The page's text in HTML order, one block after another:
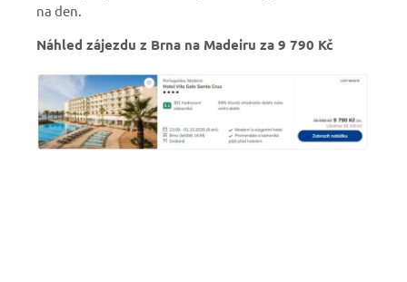
na den.
Náhled zájezdu z Brna na Madeiru za 9 790 Kč